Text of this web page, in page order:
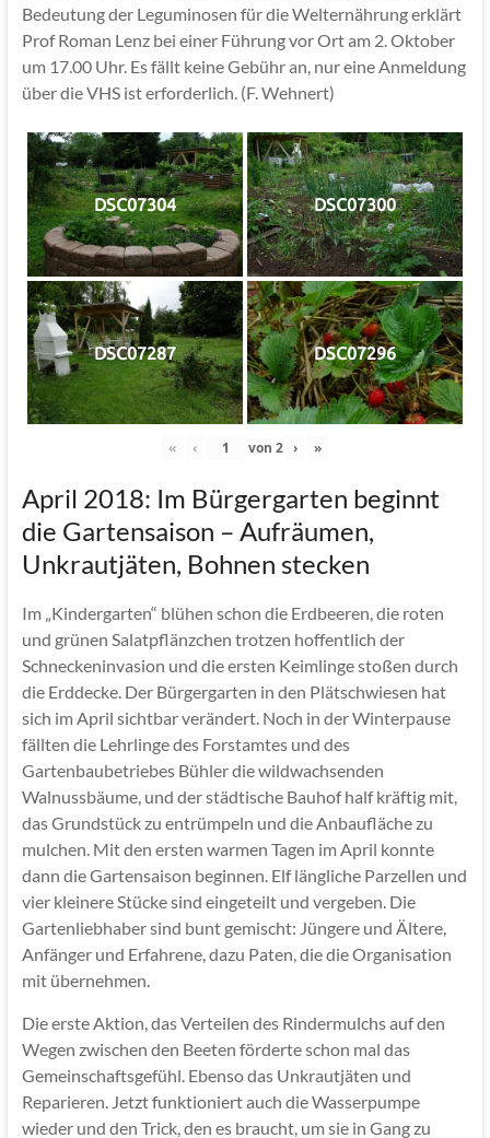
Bedeutung der Leguminosen für die Welternährung erklärt
Prof Roman Lenz bei einer Führung vor Ort am 2. Oktober
um 17.00 Uhr. Es fällt keine Gebühr an, nur eine Anmeldung
über die VHS ist erforderlich. (F. Wehnert)
DSC07304 DSC07300
DSC07287 DSC07296
« ‹ von 2 › »
April 2018: Im Bürgergarten beginnt
die Gartensaison – Aufräumen,
Unkrautjäten, Bohnen stecken
Im „Kindergarten“ blühen schon die Erdbeeren, die roten
und grünen Salatpflänzchen trotzen hoffentlich der
Schneckeninvasion und die ersten Keimlinge stoßen durch
die Erddecke. Der Bürgergarten in den Plätschwiesen hat
sich im April sichtbar verändert. Noch in der Winterpause
fällten die Lehrlinge des Forstamtes und des
Gartenbaubetriebes Bühler die wildwachsenden
Walnussbäume, und der städtische Bauhof half kräftig mit,
das Grundstück zu entrümpeln und die Anbaufläche zu
mulchen. Mit den ersten warmen Tagen im April konnte
dann die Gartensaison beginnen. Elf längliche Parzellen und
vier kleinere Stücke sind eingeteilt und vergeben. Die
Gartenliebhaber sind bunt gemischt: Jüngere und Ältere,
Anfänger und Erfahrene, dazu Paten, die die Organisation
mit übernehmen.
Die erste Aktion, das Verteilen des Rindermulchs auf den
Wegen zwischen den Beeten förderte schon mal das
Gemeinschaftsgefühl. Ebenso das Unkrautjäten und
Reparieren. Jetzt funktioniert auch die Wasserpumpe
wieder und den Trick, den es braucht, um sie in Gang zu